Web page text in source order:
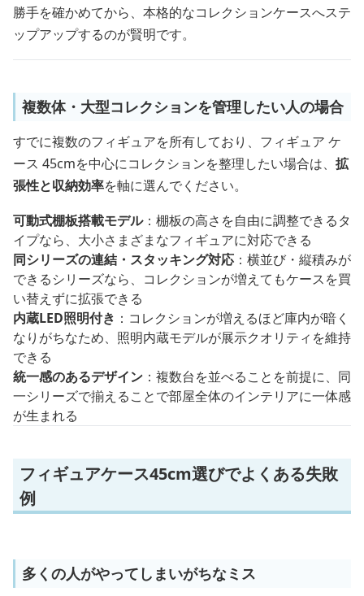
勝手を確かめてから、本格的なコレクションケースへステ
ップアップするのが賢明です。
複数体・大型コレクションを管理したい人の場合
すでに複数のフィギュアを所有しており、フィギュア ケ
ース 45cmを中心にコレクションを整理したい場合は、 拡
張性と収納効率を軸に選んでください。
可動式棚板搭載モデル：棚板の高さを自由に調整できるタ
イプなら、大小さまざまなフィギュアに対応できる
同シリーズの連結・スタッキング対応 ：横並び・縦積みが
できるシリーズなら、コレクションが増えてもケースを買
い替えずに拡張できる
内蔵LED照明付き ：コレクションが増えるほど庫内が暗く
なりがちなため、照明内蔵モデルが展示クオリティを維持
できる
統一感のあるデザイン ：複数台を並べることを前提に、同
一シリーズで揃えることで部屋全体のインテリアに一体感
が生まれる
フィギュアケース45cm選びでよくある失敗
例
多くの人がやってしまいがちなミス